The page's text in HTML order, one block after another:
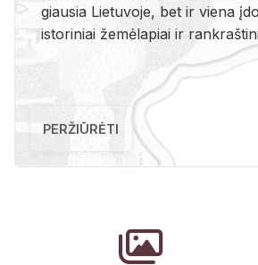
giau­sia Lie­tu­vo­je, bet ir vie­na
is­to­ri­niai že­mė­la­piai ir
PERŽIŪRĖTI